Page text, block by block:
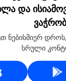
და
ნებისმიერ
სრული